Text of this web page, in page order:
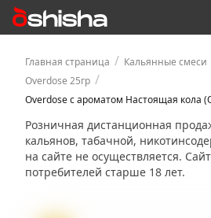
Главная страница / Кальянные смеси
Overdose 25гр /
Overdose с ароматом Настоящая кола
Розничная дистанционная
кальянов, табачной,
на сайте не осуществляется.
потребителей старше 18 лет.